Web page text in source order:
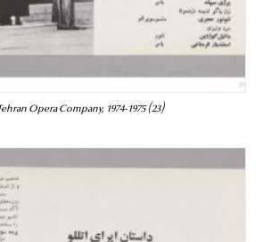
Opera Company, 1974-1975 (23)